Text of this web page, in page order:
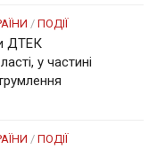
/ ПОДІЇ
ДТЕК
у частині
/ ПОДІЇ